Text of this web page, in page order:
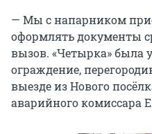
— Мы с напарником
оформлять документы
вызов. «Четырка» была
ограждение,
выезде из Нового
аварийного комиссара